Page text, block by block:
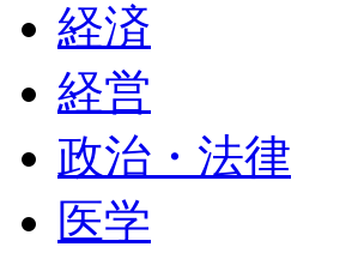
経済
経営
政治・法律
医学